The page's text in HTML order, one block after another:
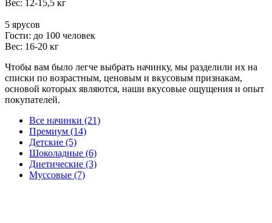
Вес: 12-15,5 кг
5 ярусов
Гости: до 100 человек
Вес: 16-20 кг
Чтобы вам было легче выбрать начинку, мы разделили их на
списки по возрастным, ценовым и вкусовым признакам,
основой которых являются, наши вкусовые ощущения и опыт
покупателей.
Все начинки (21)
Премиум (14)
Детские (5)
Шоколадные (6)
Диетические (3)
Муссовые (7)